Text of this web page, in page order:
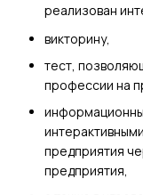
реализован
викторину,
тест,
профессии на
предприятия
предприятия,